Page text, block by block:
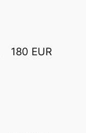
180 EUR